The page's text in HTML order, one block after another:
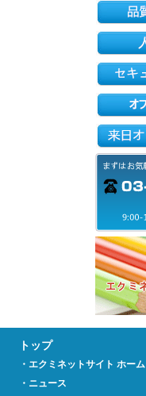
トップ
・エクミネットサイト ホーム
・ニュース